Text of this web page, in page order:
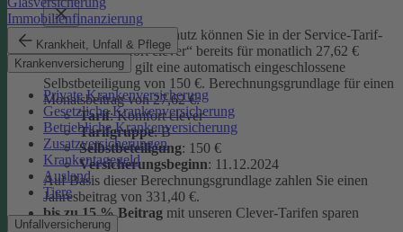
Immobilienfinanzierung
Krankheit, Unfall & Pflege
Krankenversicherung
Private Krankenversicherung
Gesetzliche Krankenversicherung
Betriebliche Krankenversicherung
Zusatzversicherungen
Krankentagegeld
Ausland
Tiere
Unfallversicherung
Unseren Privatrechtsschutz können Sie in der Service-Tarif-
Variante „Komfort clever“ bereits für monatlich 27,62 €
abschließen. Es gilt eine automatisch eingeschlossene
Selbstbeteiligung von 150 €. Berechnungsgrundlage für einen
Monatsbeitrag von 27,62 €:
Tarif: Komfort clever
Tarifgruppe: B
Selbstbeteiligung: 150 €
Versicherungsbeginn: 11.12.2024
Auf Basis dieser Berechnungsgrundlage zahlen Sie einen
Jahresbeitrag von 331,40 €.
bis zu 15 % Beitrag mit unseren Clever-Tarifen sparen